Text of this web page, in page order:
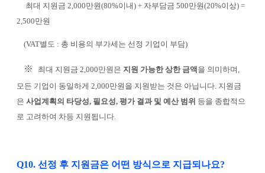
최대 지원금 2,000만원(80%이내) + 자부담금 500만원(20%이상) =
2,500만원
(VAT별도 : 총 비용의 부가세는 선정 기업이 부담)
※ 최대 지원금 2,000만원은 지원 가능한 상한 금액 을 의미하며,
모든 기업이 동일하게 2,000만원을 지원받는 것은 아닙니다. 지원금
은 사업계획의 타당성, 필요성, 평가 결과 및 예산 범위 등을 종합적으
로 고려하여 차등 지원됩니다.
Q10. 선정 후 지원금은 어떤 방식으로 지급되나요?